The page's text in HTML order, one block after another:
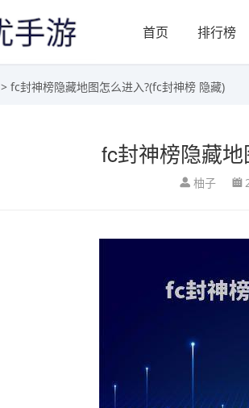
首页 排行榜
> fc封神榜隐藏地图怎么进入?(fc封神榜 隐藏)
fc封神榜隐藏
柚子